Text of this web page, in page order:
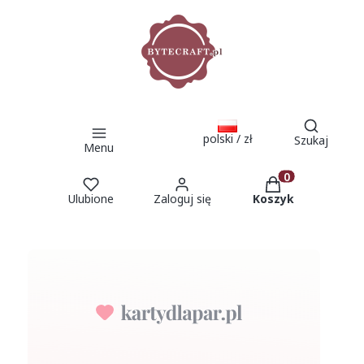
Menu
polski / zł
Otwórz
Szukaj
Ulubione Zaloguj się
Produkty w
Koszyk